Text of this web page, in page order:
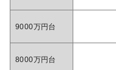
9000万円台
8000万円台